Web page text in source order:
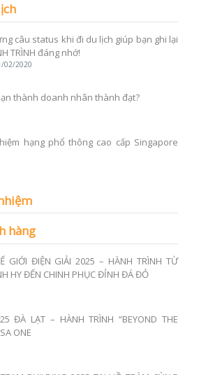
câu status khi đi du lịch giúp bạn ghi lại
TRÌNH đáng nhớ!
02/2020
du lịch giúp bạn thành doanh nhân
hàng
BUILDING THẾ GIỚI ĐIỆN GIẢI 2025 –
01/2026
ĐÀ LẠT – HÀNH TRÌNH “BEYOND THE